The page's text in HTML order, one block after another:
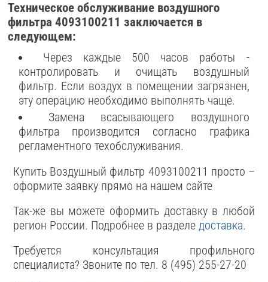
Техническое обслуживание воздушного
фильтра 4093100211 заключается в
следующем:
Через каждые 500 часов работы -
контролировать и очищать воздушный
фильтр. Если воздух в помещении загрязнен,
эту операцию необходимо выполнять чаще.
Замена всасывающего воздушного
фильтра производится согласно графика
регламентного техобслуживания.
Купить Воздушный фильтр 4093100211 просто –
оформите заявку прямо на нашем сайте
Так-же вы можете оформить доставку в любой
регион России. Подробнее в разделедоставка.
Требуется консультация профильного
специалиста? Звоните по тел. 8 (495) 255-27-20